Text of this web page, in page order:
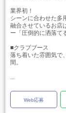
業界初！
シーンに合わせた多
融合させているお店
ー「圧倒的に洒落て
■クラブブース
落ち着いた雰囲気で
間。
...
Web応募